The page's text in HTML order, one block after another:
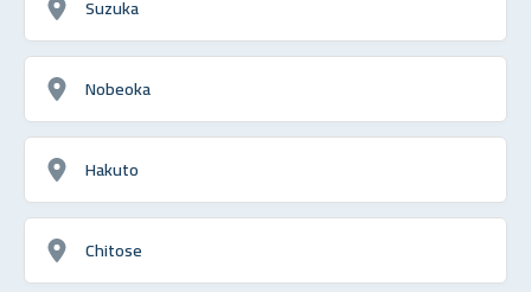
Suzuka
Nobeoka
Hakuto
Chitose